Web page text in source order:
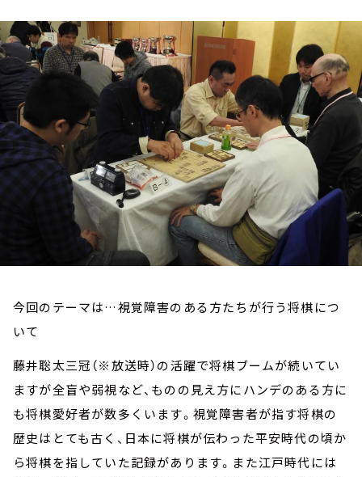
トピックス
TBS Podcast
お知らせ
イベント・グッズ
YouTube
会社情報
今回のテーマは…視覚障害のある方たちが行う将棋につ
いて
藤井聡太三冠（※放送時）の活躍で将棋ブームが続いてい
ますが全盲や弱視など、ものの見え方にハンデのある方に
も将棋愛好者が数多くいます。視覚障害者が指す将棋の
歴史はとても古く、日本に将棋が伝わった平安時代の頃か
ら将棋を指していた記録があります。また江戸時代には